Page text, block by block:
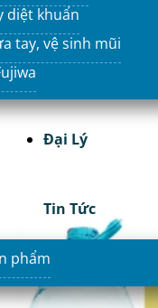
diệt khuẩn
tay, vệ sinh mũi
Đại Lý
Tin Tức
phẩm